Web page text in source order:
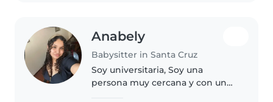
Anabely
Babysitter in Santa Cruz
Soy universitaria, Soy una
persona muy cercana y con un